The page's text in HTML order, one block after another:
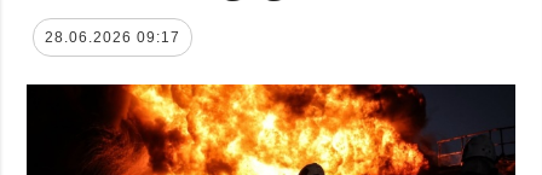
28.06.2026 09:17